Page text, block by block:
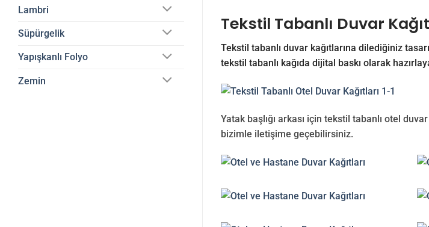
Lambri
Süpürgelik
Yapışkanlı Folyo
Zemin
Tekstil Tabanlı Duvar
Tekstil tabanlı duvar kağıtlarına dilediğiniz
tekstil tabanlı kağıda dijital baskı olarak
Yatak başlığı arkası için tekstil tabanlı otel
bizimle iletişime geçebilirsiniz.